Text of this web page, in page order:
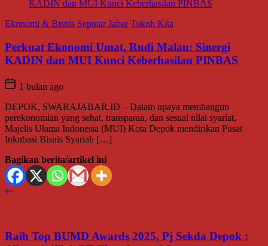
Ekonomi & Bisnis Seputar Jabar Tokoh Kita
Perkuat Ekonomi Umat, Rudi Malau: Sinergi
KADIN dan MUI Kunci Keberhasilan PINBAS
1 bulan ago
DEPOK, SWARAJABAR.ID – Dalam upaya membangun
perekonomian yang sehat, transparan, dan sesuai nilai syariat,
Majelis Ulama Indonesia (MUI) Kota Depok mendirikan Pusat
Inkubasi Bisnis Syariah […]
Bagikan berita/artikel ini
Raih Top BUMD Awards 2025, Pj Sekda Depok :